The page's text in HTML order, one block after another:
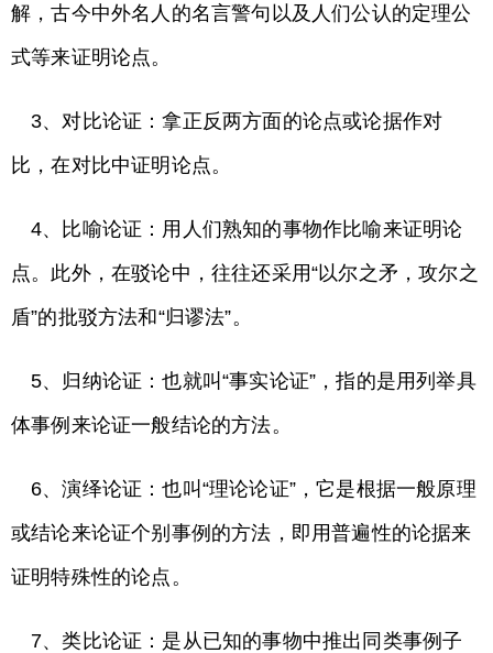
解，古今中外名人的名言警句以及人们公认的定理公
式等来证明论点。
3、对比论证：拿正反两方面的论点或论据作对
比，在对比中证明论点。
4、比喻论证：用人们熟知的事物作比喻来证明论
点。此外，在驳论中，往往还采用“以尔之矛，攻尔之
盾”的批驳方法和“归谬法”。
5、归纳论证：也就叫“事实论证”，指的是用列举具
体事例来论证一般结论的方法。
6、演绎论证：也叫“理论论证”，它是根据一般原理
或结论来论证个别事例的方法，即用普遍性的论据来
证明特殊性的论点。
7、类比论证：是从已知的事物中推出同类事例子